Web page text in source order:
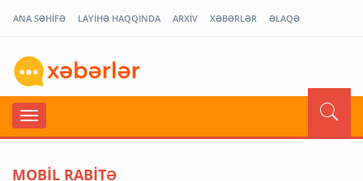
ANA SƏHİFƏ LAYİHƏ HAQQINDA ARXİV XƏBƏRLƏR ƏLAQƏ
MOBİL RABİTƏ